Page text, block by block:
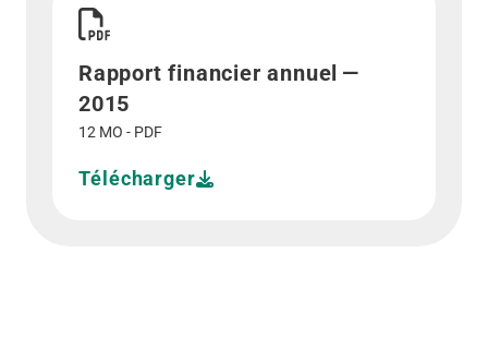
Rapport financier annuel —
2015
12 MO - PDF
Télécharger